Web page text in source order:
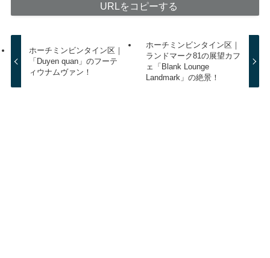
URLをコピーする
ホーチミンビンタイン区｜
「Duyen quan」のフーテ
ィウナムヴァン！
ホーチミンビンタイン区｜
ランドマーク81の展望カフ
ェ「Blank Lounge
Landmark」の絶景！